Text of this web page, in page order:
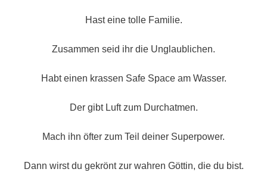
Hast eine tolle Familie.
Zusammen seid ihr die Unglaublichen.
Habt einen krassen Safe Space am Wasser.
Der gibt Luft zum Durchatmen.
Mach ihn öfter zum Teil deiner Superpower.
Dann wirst du gekrönt zur wahren Göttin, die du bist.